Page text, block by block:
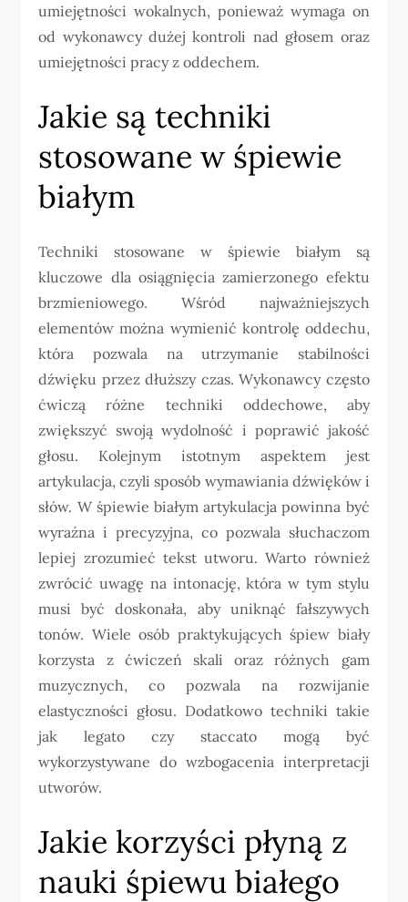
umiejętności wokalnych, ponieważ wymaga on
od wykonawcy dużej kontroli nad głosem oraz
umiejętności pracy z oddechem.
Jakie są techniki
stosowane w śpiewie
białym
Techniki stosowane w śpiewie białym są
kluczowe dla osiągnięcia zamierzonego efektu
brzmieniowego. Wśród najważniejszych
elementów można wymienić kontrolę oddechu,
która pozwala na utrzymanie stabilności
dźwięku przez dłuższy czas. Wykonawcy często
ćwiczą różne techniki oddechowe, aby
zwiększyć swoją wydolność i poprawić jakość
głosu. Kolejnym istotnym aspektem jest
artykulacja, czyli sposób wymawiania dźwięków i
słów. W śpiewie białym artykulacja powinna być
wyraźna i precyzyjna, co pozwala słuchaczom
lepiej zrozumieć tekst utworu. Warto również
zwrócić uwagę na intonację, która w tym stylu
musi być doskonała, aby uniknąć fałszywych
tonów. Wiele osób praktykujących śpiew biały
korzysta z ćwiczeń skali oraz różnych gam
muzycznych, co pozwala na rozwijanie
elastyczności głosu. Dodatkowo techniki takie
jak legato czy staccato mogą być
wykorzystywane do wzbogacenia interpretacji
utworów.
Jakie korzyści płyną z
nauki śpiewu białego